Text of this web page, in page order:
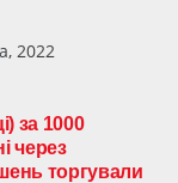
2022
за 1000
через
торгували